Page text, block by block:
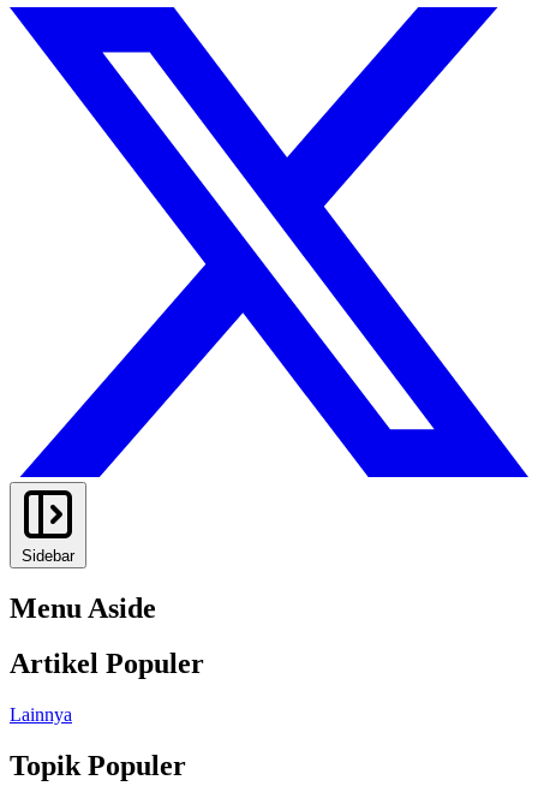
Sidebar
Menu Aside
Artikel Populer
Lainnya
Topik Populer